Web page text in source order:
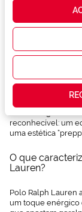
cómo mejorar
servicios y
las
que realmente
contenidos
personalizados
para ti gracias
a un perfil
partir de tus
hábitos de
(por ejemplo,
de páginas
visitadas).
Com mais de
construiu um
reconhecível: um
uma estética
O que
Lauren?
Polo Ralph Lauren
um toque enérgico